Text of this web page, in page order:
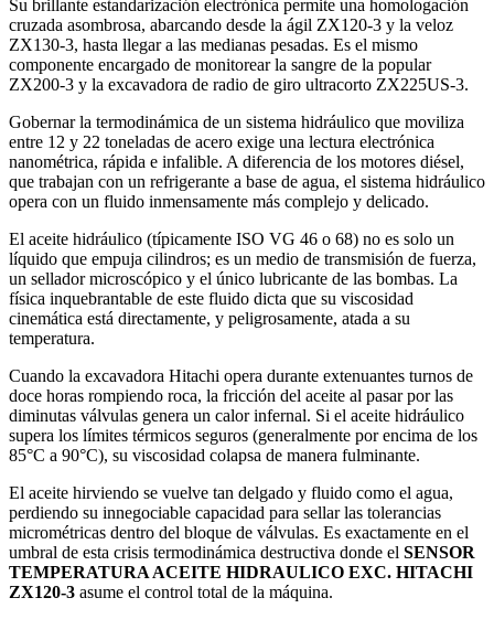
Su brillante estandarización electrónica permite una homologación
cruzada asombrosa, abarcando desde la ágil ZX120-3 y la veloz
ZX130-3, hasta llegar a las medianas pesadas. Es el mismo
componente encargado de monitorear la sangre de la popular
ZX200-3 y la excavadora de radio de giro ultracorto ZX225US-3.
Gobernar la termodinámica de un sistema hidráulico que moviliza
entre 12 y 22 toneladas de acero exige una lectura electrónica
nanométrica, rápida e infalible. A diferencia de los motores diésel,
que trabajan con un refrigerante a base de agua, el sistema hidráulico
opera con un fluido inmensamente más complejo y delicado.
El aceite hidráulico (típicamente ISO VG 46 o 68) no es solo un
líquido que empuja cilindros; es un medio de transmisión de fuerza,
un sellador microscópico y el único lubricante de las bombas. La
física inquebrantable de este fluido dicta que su viscosidad
cinemática está directamente, y peligrosamente, atada a su
temperatura.
Cuando la excavadora Hitachi opera durante extenuantes turnos de
doce horas rompiendo roca, la fricción del aceite al pasar por las
diminutas válvulas genera un calor infernal. Si el aceite hidráulico
supera los límites térmicos seguros (generalmente por encima de los
85°C a 90°C), su viscosidad colapsa de manera fulminante.
El aceite hirviendo se vuelve tan delgado y fluido como el agua,
perdiendo su innegociable capacidad para sellar las tolerancias
micrométricas dentro del bloque de válvulas. Es exactamente en el
umbral de esta crisis termodinámica destructiva donde el SENSOR
TEMPERATURA ACEITE HIDRAULICO EXC. HITACHI
ZX120-3 asume el control total de la máquina.